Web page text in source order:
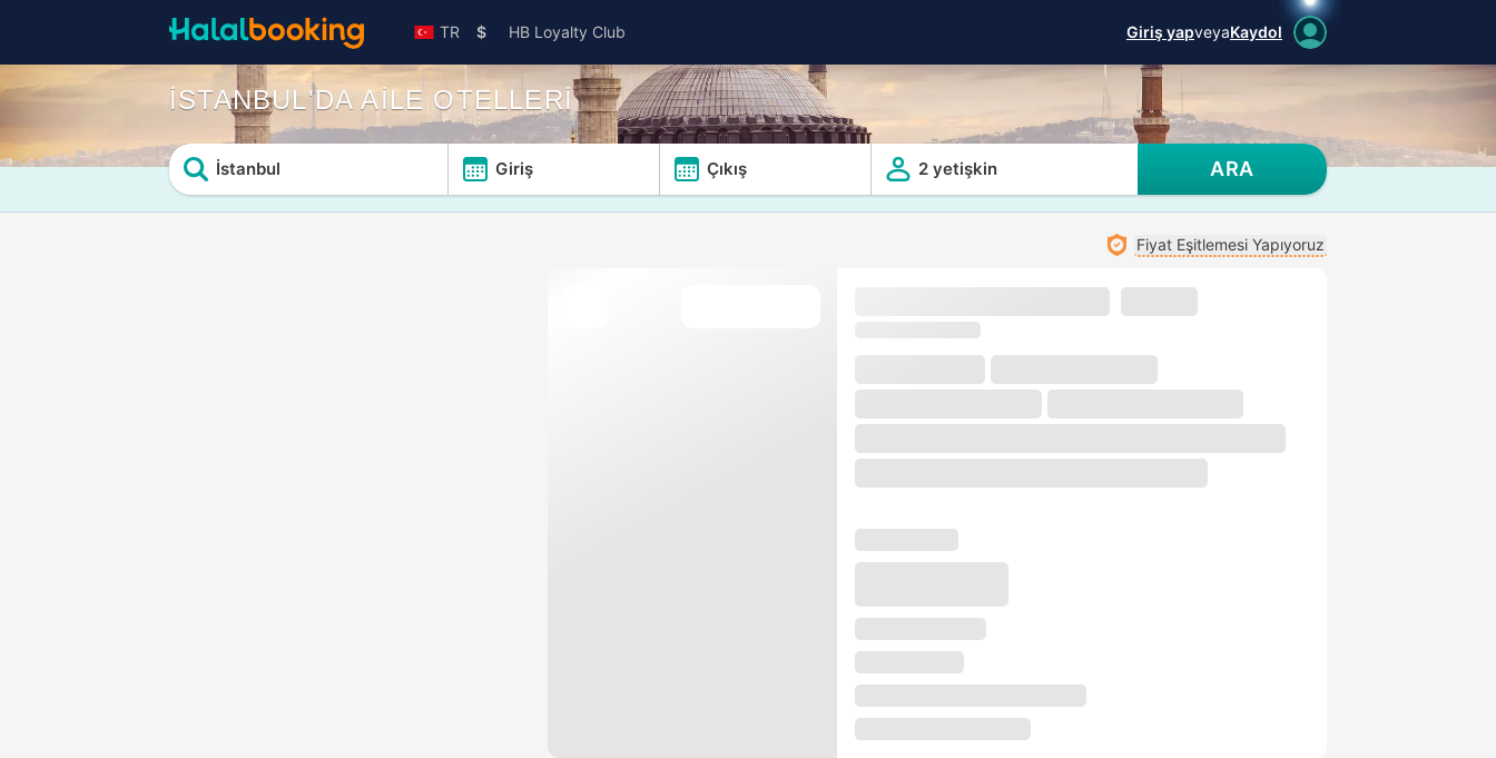
TR $ HB Loyalty Club Giriş yapveyaKaydol
İSTANBUL'DA AİLE OTELLERİ
İstanbul Giriş Çıkış 2 yetişkin ARA
Fiyat Eşitlemesi Yapıyoruz